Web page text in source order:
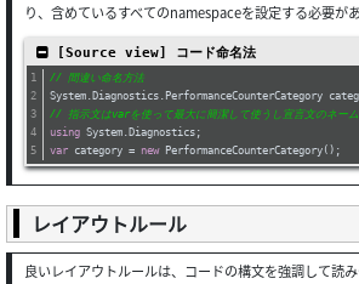
り、含めているすべてのnamespaceを設定する必要が
[Source view] コード命名法
// 間違い命名方法
System.Diagnostics.PerformanceCounterCategory
// 指示文はvarを使って最大に簡潔して使うし宣言文のネー
using System.Diagnostics;
var category = new PerformanceCounterCategory();
レイアウトルール
良いレイアウトルールは、コードの構文を強調して読み